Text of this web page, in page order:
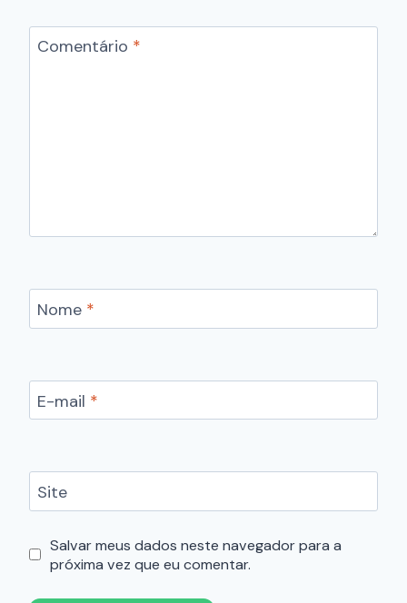
Comentário *
Nome *
E-mail *
Site
Salvar meus dados neste navegador para a
próxima vez que eu comentar.